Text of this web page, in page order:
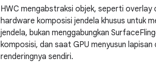
HWC mengabstraksi objek, seperti overlay
hardware komposisi jendela khusus untuk
jendela, bukan menggabungkan
komposisi, dan saat GPU menyusun
renderingnya sendiri.